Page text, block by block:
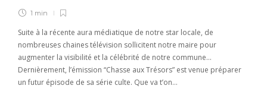
1 min
Suite à la récente aura médiatique de notre star locale, de
nombreuses chaines télévision sollicitent notre maire pour
augmenter la visibilité et la célébrité de notre commune…
Dernièrement, l’émission “Chasse aux Trésors” est venue préparer
un futur épisode de sa série culte. Que va t’on…